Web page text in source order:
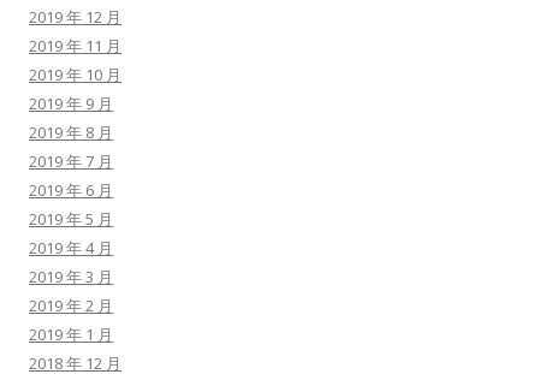
2019 年 12 月
2019 年 11 月
2019 年 10 月
2019 年 9 月
2019 年 8 月
2019 年 7 月
2019 年 6 月
2019 年 5 月
2019 年 4 月
2019 年 3 月
2019 年 2 月
2019 年 1 月
2018 年 12 月